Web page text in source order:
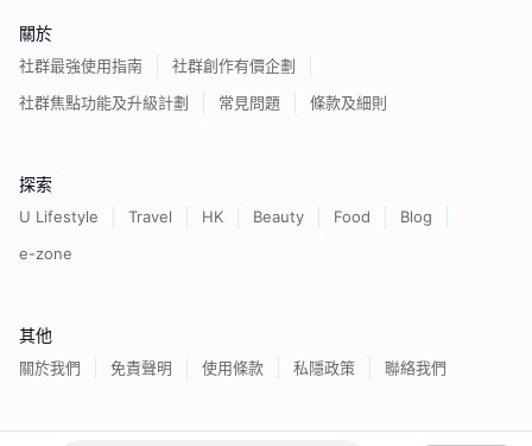
關於
社群最強使用指南
社群創作有價企劃
社群焦點功能及升級計劃
常見問題 條款及細則
探索
U Lifestyle Travel HK Beauty Food
Blog
e-zone
其他
關於我們 免責聲明 使用條款 私隱政策 聯絡我們